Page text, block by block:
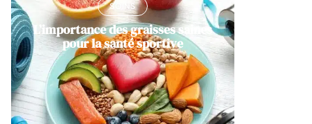
SOINS
L’importance des graisses saines
pour la santé sportive